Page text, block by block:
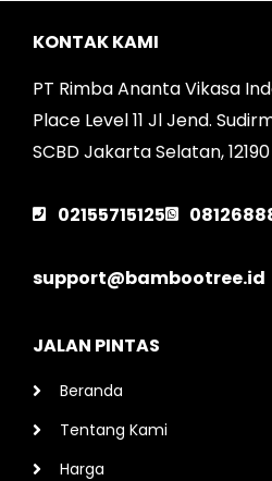
KONTAK KAMI
PT Rimba Ananta Vikasa
Place Level 11 Jl Jend.
SCBD Jakarta Selatan, 12190
02155715125
support@bambootree.id
JALAN PINTAS
Beranda
Tentang Kami
Harga